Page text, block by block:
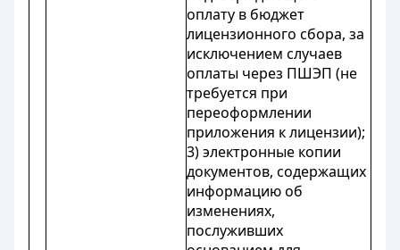
оплату в бюджет
лицензионного сбора, за
исключением случаев
оплаты через ПШЭП (не
требуется при
переоформлении
приложения к лицензии);
3) электронные копии
документов, содержащих
информацию об
изменениях,
послуживших